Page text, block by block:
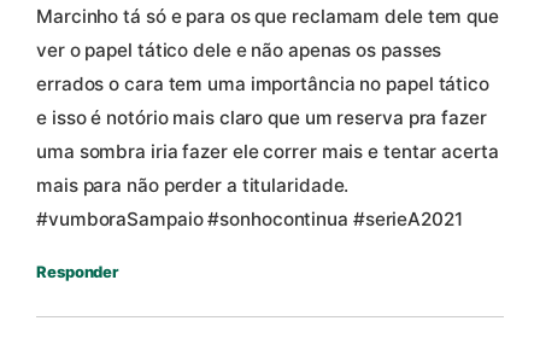
Marcinho tá só e para os que reclamam dele tem que
ver o papel tático dele e não apenas os passes
errados o cara tem uma importância no papel tático
e isso é notório mais claro que um reserva pra fazer
uma sombra iria fazer ele correr mais e tentar acerta
mais para não perder a titularidade.
#vumboraSampaio #sonhocontinua #serieA2021
Responder